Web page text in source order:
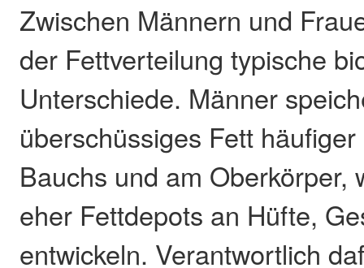
Zwischen Männern und
der Fettverteilung typische
Unterschiede. Männer
überschüssiges Fett
Bauchs und am Oberkörper,
eher Fettdepots an Hüfte,
entwickeln. Verantwortlich